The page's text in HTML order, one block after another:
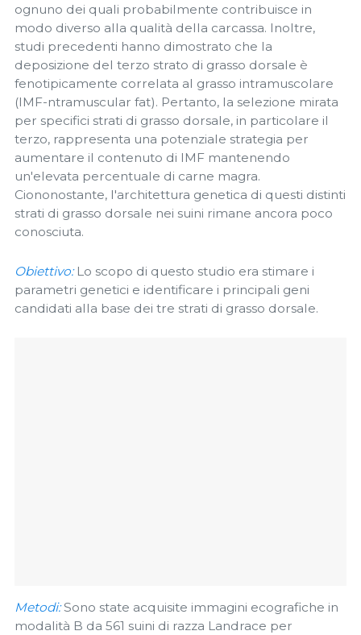
ognuno dei quali probabilmente contribuisce in
modo diverso alla qualità della carcassa. Inoltre,
studi precedenti hanno dimostrato che la
deposizione del terzo strato di grasso dorsale è
fenotipicamente correlata al grasso intramuscolare
(IMF-ntramuscular fat). Pertanto, la selezione mirata
per specifici strati di grasso dorsale, in particolare il
terzo, rappresenta una potenziale strategia per
aumentare il contenuto di IMF mantenendo
un'elevata percentuale di carne magra.
Ciononostante, l'architettura genetica di questi distinti
strati di grasso dorsale nei suini rimane ancora poco
conosciuta.
Obiettivo:Lo scopo di questo studio era stimare i
parametri genetici e identificare i principali geni
candidati alla base dei tre strati di grasso dorsale.
Metodi:Sono state acquisite immagini ecografiche in
modalità B da 561 suini di razza Landrace per